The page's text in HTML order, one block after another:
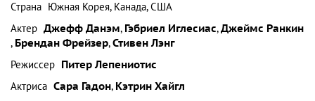
Страна Южная Корея, Канада, США
Актер Джефф Данэм, Гэбриел Иглесиас,Джеймс Ранкин
, Брендан Фрейзер,Стивен Лэнг
Режиссер Питер Лепениотис
Актриса Сара Гадон, Кэтрин Хайгл